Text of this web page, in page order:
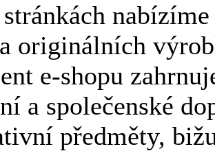
originálních
e-shopu
a společenské
předměty,